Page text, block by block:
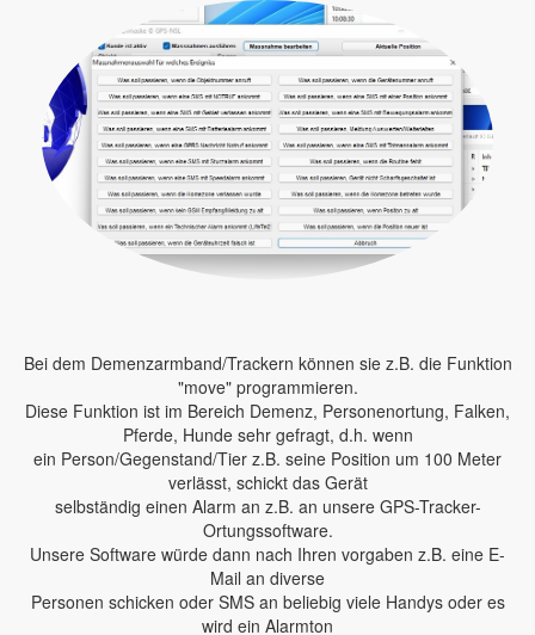
Bei dem Demenzarmband/Trackern können sie z.B. die Funktion
"move" programmieren.
Diese Funktion ist im Bereich Demenz, Personenortung, Falken,
Pferde, Hunde sehr gefragt, d.h. wenn
ein Person/Gegenstand/Tier z.B. seine Position um 100 Meter
verlässt, schickt das Gerät
selbständig einen Alarm an z.B. an unsere GPS-Tracker-
Ortungssoftware.
Unsere Software würde dann nach Ihren vorgaben z.B. eine E-
Mail an diverse
Personen schicken oder SMS an beliebig viele Handys oder es
wird ein Alarmton